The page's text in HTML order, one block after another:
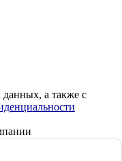
данных, а также с